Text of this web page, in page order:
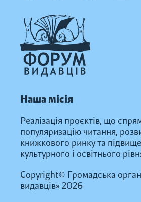
Наша місія
Реалізація проєктів, що
популяризацію читання,
книжкового ринку та
культурного і освітнього
Copyright© Громадська
видавців» 2026